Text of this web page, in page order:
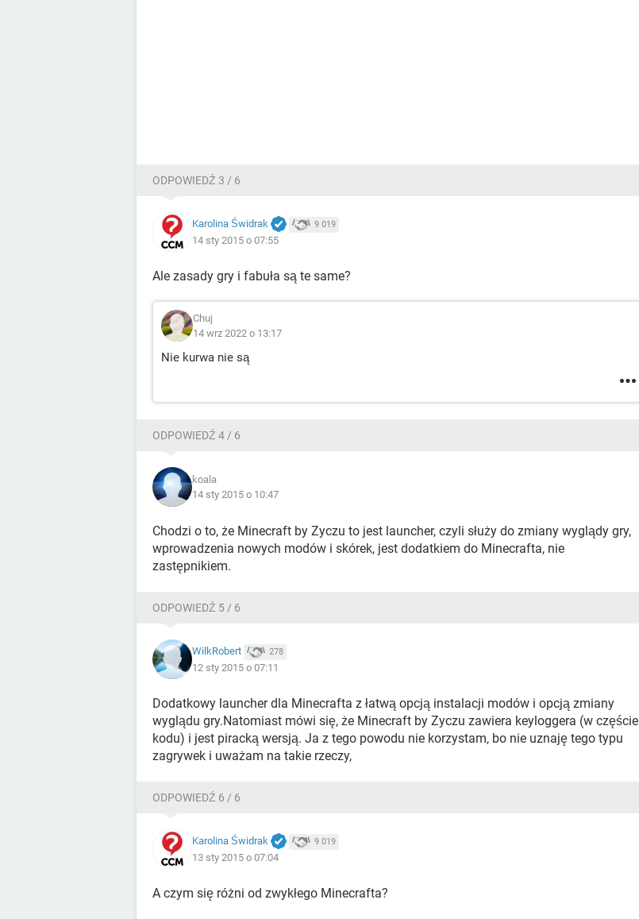
ODPOWIEDŹ 3 / 6
Karolina Świdrak 9 019
14 sty 2015 o 07:55
Ale zasady gry i fabuła są te same?
Chuj
14 wrz 2022 o 13:17
Nie kurwa nie są
ODPOWIEDŹ 4 / 6
koala
14 sty 2015 o 10:47
Chodzi o to, że Minecraft by Zyczu to jest launcher, czyli służy do zmiany wyglądy gry,
wprowadzenia nowych modów i skórek, jest dodatkiem do Minecrafta, nie
zastępnikiem.
ODPOWIEDŹ 5 / 6
WilkRobert 278
12 sty 2015 o 07:11
Dodatkowy launcher dla Minecrafta z łatwą opcją instalacji modów i opcją zmiany
wyglądu gry.Natomiast mówi się, że Minecraft by Zyczu zawiera keyloggera (w częście
kodu) i jest piracką wersją. Ja z tego powodu nie korzystam, bo nie uznaję tego typu
zagrywek i uważam na takie rzeczy,
ODPOWIEDŹ 6 / 6
Karolina Świdrak 9 019
13 sty 2015 o 07:04
A czym się różni od zwykłego Minecrafta?